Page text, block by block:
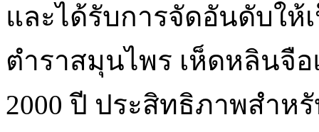
และได้รับการจัดอันดับให้
ตำราสมุนไพร เห็ดหลินจื
2000 ปี ประสิทธิภาพสำห